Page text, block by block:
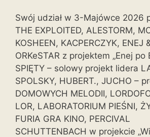
Swój udział w 3-Majówce 2026
THE EXPLOITED, ALESTORM,
KOSHEEN, KACPERCZYK, ENEJ
ORKeSTAR z projektem „Enej po
SPIĘTY – solowy projekt lidera
SPOLSKY, HUBERT., JUCHO –
DOMOWYCH MELODII,
LOR, LABORATORIUM PIEŚNI,
FURIA GRA KINO, PERCIVAL
SCHUTTENBACH w projekcie